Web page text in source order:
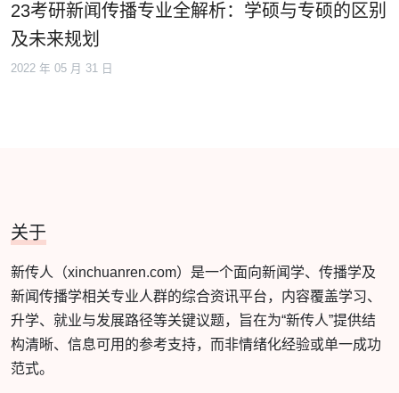
23考研新闻传播专业全解析：学硕与专硕的区别
及未来规划
2022 年 05 月 31 日
关于
新传人（xinchuanren.com）是一个面向新闻学、传播学及
新闻传播学相关专业人群的综合资讯平台，内容覆盖学习、
升学、就业与发展路径等关键议题，旨在为“新传人”提供结
构清晰、信息可用的参考支持，而非情绪化经验或单一成功
范式。